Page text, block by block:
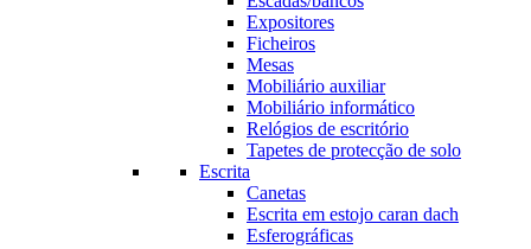
Expositores
Ficheiros
Mesas
Mobiliário auxiliar
Mobiliário informático
Relógios de escritório
Tapetes de protecção de solo
Escrita
Canetas
Escrita em estojo caran dach
Esferográficas